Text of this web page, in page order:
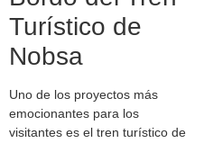
Turístico de
Nobsa
Uno de los proyectos más
emocionantes para los
visitantes es el tren turístico de